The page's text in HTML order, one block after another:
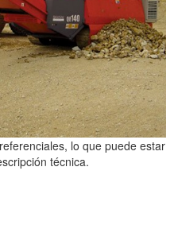
lo que puede estar
técnica.